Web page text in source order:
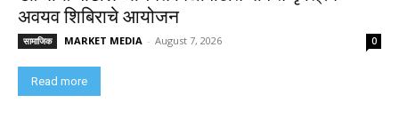
अवयव शिबिराचे आयोजन
सामाजिक MARKET MEDIA - August 7, 2026 0
Read more